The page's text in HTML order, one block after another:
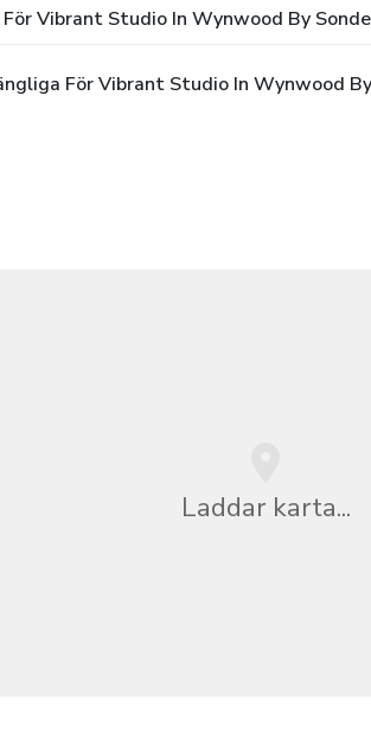
Vibrant Studio In Wynwood By
För Vibrant Studio In Wynwood
Laddar karta...